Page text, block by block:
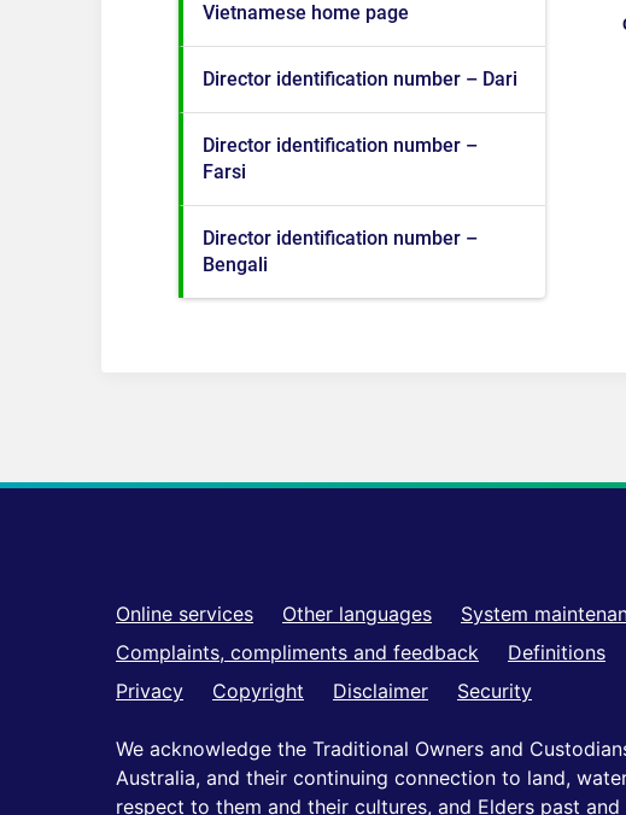
Vietnamese home page
Director identification number – Dari
Director identification number –
Farsi
Director identification number –
Bengali
Footer
Online services Other languages System
Complaints, compliments and feedback
Definitions
Privacy
Copyright Disclaimer Security
We acknowledge the Traditional Owners and
Australia, and their continuing connection to land,
respect to them and their cultures, and Elders past and